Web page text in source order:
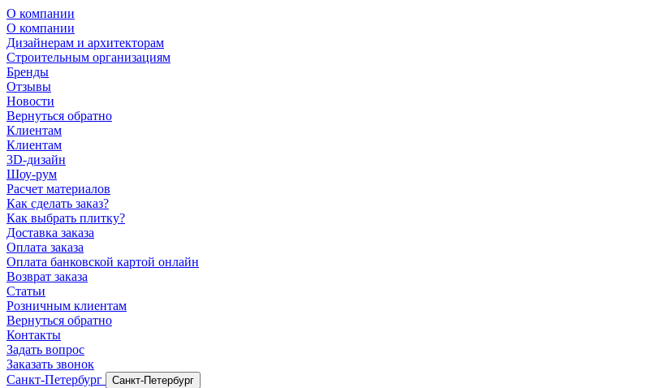
О компании
О компании
Дизайнерам и архитекторам
Строительным организациям
Бренды
Отзывы
Новости
Вернуться обратно
Клиентам
Клиентам
3D-дизайн
Шоу-рум
Расчет материалов
Как сделать заказ?
Как выбрать плитку?
Доставка заказа
Оплата заказа
Оплата банковской картой онлайн
Возврат заказа
Статьи
Розничным клиентам
Вернуться обратно
Контакты
Задать вопрос
Заказать звонок
Санкт-Петербург
Санкт-Петербург